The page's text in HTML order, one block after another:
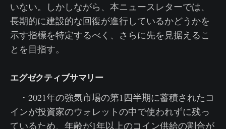
いない。しかしながら、本ニュースレターでは、
長期的に建設的な回復が進行しているかどうかを
示す指標を特定するべく、さらに先を見据えるこ
とを目指す。
エグゼクティブサマリー
・2021年の強気市場の第1四半期に蓄積されたコ
インが投資家のウォレットの中で使われずに残っ
ているため、年齢が1年以上のコイン供給の割合が